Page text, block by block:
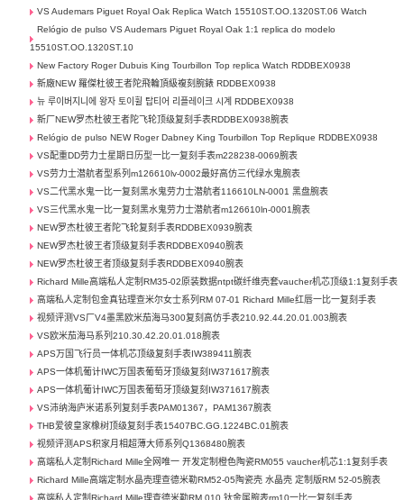
VS Audemars Piguet Royal Oak Replica Watch 15510ST.OO.1320ST.06 Watch
Relógio de pulso VS Audemars Piguet Royal Oak 1:1 replica do modelo
15510ST.OO.1320ST.10
New Factory Roger Dubuis King Tourbillon Top replica Watch RDDBEX0938
新廠NEW 羅傑杜彼王者陀飛輪頂級複刻腕錶 RDDBEX0938
뉴 루이버지니에 왕자 토이휠 탑티어 리플레이크 시계 RDDBEX0938
新厂NEW罗杰杜彼王者陀飞轮顶级复刻手表RDDBEX0938腕表
Relógio de pulso NEW Roger Dabney King Tourbillon Top Replique RDDBEX0938
VS配重DD劳力士星期日历型一比一复刻手表m228238-0069腕表
VS劳力士潜航者型系列m126610lv-0002最好高仿三代绿水鬼腕表
VS二代黑水鬼一比一复刻黑水鬼劳力士潜航者116610LN-0001 黑盘腕表
VS三代黑水鬼一比一复刻黑水鬼劳力士潜航者m126610ln-0001腕表
NEW罗杰杜彼王者陀飞轮复刻手表RDDBEX0939腕表
NEW罗杰杜彼王者顶级复刻手表RDDBEX0940腕表
NEW罗杰杜彼王者顶级复刻手表RDDBEX0940腕表
Richard Mille高端私人定制RM35-02原装数据ntpt碳纤维壳套vaucher机芯顶级1:1复刻手表
高端私人定制包金真钻理查米尔女士系列RM 07-01 Richard Mille红唇一比一复刻手表
视频评测VS厂V4墨黑欧米茄海马300复刻高仿手表210.92.44.20.01.003腕表
VS欧米茄海马系列210.30.42.20.01.018腕表
APS万国飞行员一体机芯顶级复刻手表IW389411腕表
APS一体机葡计IWC万国表葡萄牙顶级复刻IW371617腕表
APS一体机葡计IWC万国表葡萄牙顶级复刻IW371617腕表
VS沛纳海庐米诺系列复刻手表PAM01367，PAM1367腕表
THB爱彼皇家橡树顶级复刻手表15407BC.GG.1224BC.01腕表
视频评测APS积家月相超薄大师系列Q1368480腕表
高端私人定制Richard Mille全网唯一 开发定制橙色陶瓷RM055 vaucher机芯1:1复刻手表
Richard Mille高端定制水晶壳理查德米勒RM52-05陶瓷壳 水晶壳 定制版RM 52-05腕表
高端私人定制Richard Mille理查德米勒RM 010 钛金属腕表rm10一比一复刻手表